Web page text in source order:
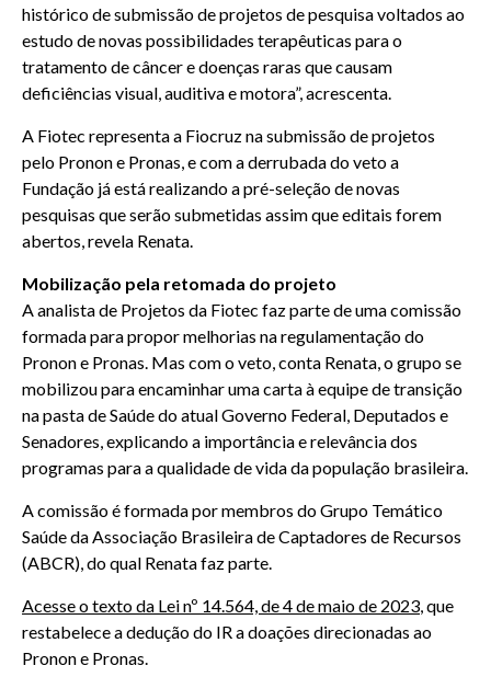
histórico de submissão de projetos de pesquisa voltados ao
estudo de novas possibilidades terapêuticas para o
tratamento de câncer e doenças raras que causam
deficiências visual, auditiva e motora”, acrescenta.
A Fiotec representa a Fiocruz na submissão de projetos
pelo Pronon e Pronas, e com a derrubada do veto a
Fundação já está realizando a pré-seleção de novas
pesquisas que serão submetidas assim que editais forem
abertos, revela Renata.
Mobilização pela retomada do projeto
A analista de Projetos da Fiotec faz parte de uma comissão
formada para propor melhorias na regulamentação do
Pronon e Pronas. Mas com o veto, conta Renata, o grupo se
mobilizou para encaminhar uma carta à equipe de transição
na pasta de Saúde do atual Governo Federal, Deputados e
Senadores, explicando a importância e relevância dos
programas para a qualidade de vida da população brasileira.
A comissão é formada por membros do Grupo Temático
Saúde da Associação Brasileira de Captadores de Recursos
(ABCR), do qual Renata faz parte.
Acesse o texto da Lei nº 14.564, de 4 de maio de 2023 , que
restabelece a dedução do IR a doações direcionadas ao
Pronon e Pronas.